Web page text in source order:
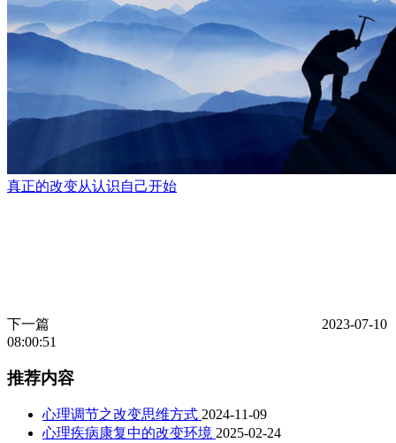
真正的改变从认识自己开始
下一篇
2023-07-10
08:00:51
推荐内容
心理调节之改变思维方式 2024-11-09
心理疾病康复中的改变环境 2025-02-24